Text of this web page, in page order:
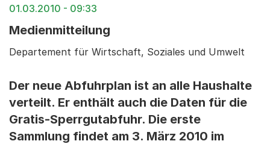
01.03.2010 - 09:33
Medienmitteilung
Departement für Wirtschaft, Soziales und Umwelt
Der neue Abfuhrplan ist an alle Haushalte
verteilt. Er enthält auch die Daten für die
Gratis-Sperrgutabfuhr. Die erste
Sammlung findet am 3. März 2010 im